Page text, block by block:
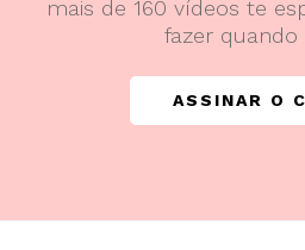
mais de 160 vídeos te
fazer quando
ASSINAR O